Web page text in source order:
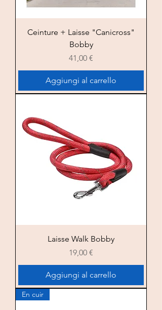
Ceinture + Laisse "Canicross"
Bobby
Prezzo
41,00 €
Aggiungi al carrello
Laisse Walk Bobby
Prezzo
19,00 €
Aggiungi al carrello
En cuir